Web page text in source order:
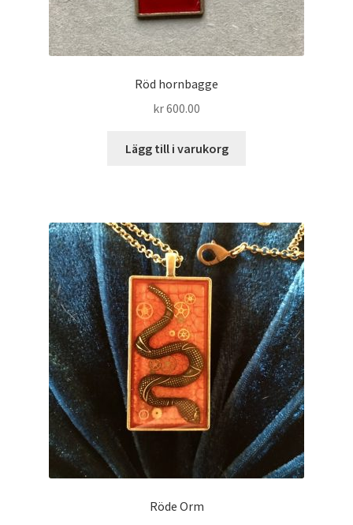
Röd hornbagge
kr600.00
Lägg till i varukorg
Röde Orm